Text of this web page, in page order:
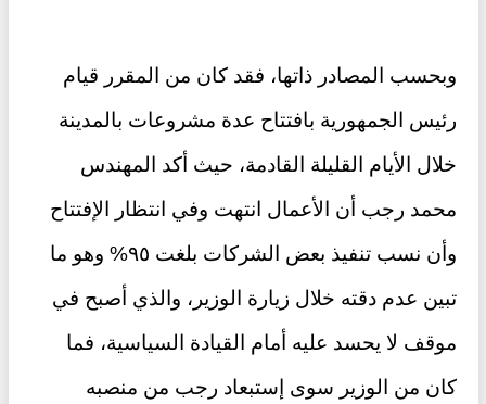
وبحسب المصادر ذاتها، فقد كان من المقرر قيام
رئيس الجمهورية بافتتاح عدة مشروعات بالمدينة
خلال الأيام القليلة القادمة، حيث أكد المهندس
محمد رجب أن الأعمال انتهت وفي انتظار الإفتتاح
وأن نسب تنفيذ بعض الشركات بلغت ٩٥% وهو ما
تبين عدم دقته خلال زيارة الوزير، والذي أصبح في
موقف لا يحسد عليه أمام القيادة السياسية، فما
كان من الوزير سوى إستبعاد رجب من منصبه